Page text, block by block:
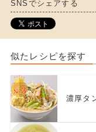
SNSでシェアする
似たレシピを探す
濃厚タ